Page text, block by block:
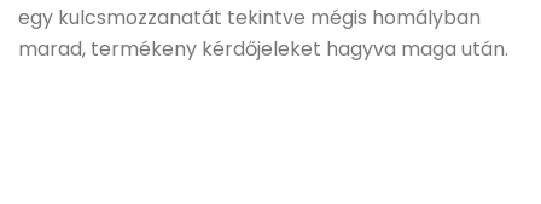
egy kulcsmozzanatát tekintve mégis homályban
marad, termékeny kérdőjeleket hagyva maga után.